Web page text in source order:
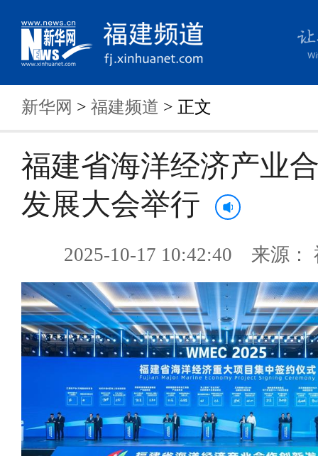
新华网 > 福建频道 > 正文
福建省海洋经济产业
发展大会举行
2025-10-17 10:42:40 来源：